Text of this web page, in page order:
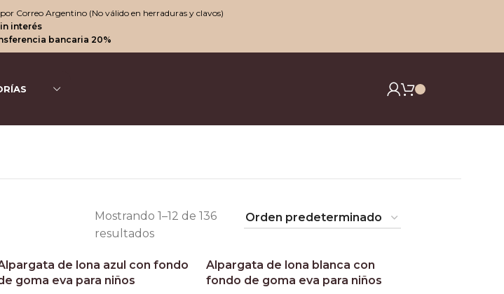
Correo Argentino (No válido en herraduras y clavos)
interés
bancaria 20%
Mostrando 1–12 de 136
resultados
de lona azul con fondo
goma eva para niños
Alpargata de lona blanca con
fondo de goma eva para niños